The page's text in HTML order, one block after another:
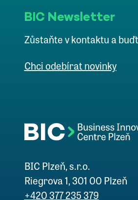
BIC Newsletter
Zůstaňte v kontaktu a
Chci odebírat novinky
BIC Plzeň, s.r.o.
Riegrova 1, 301 00 Plzeň
+420 377 235 379